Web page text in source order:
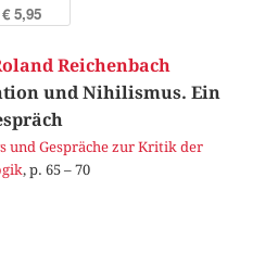
€ 5,95
Reichenbach
und Nihilismus. Ein
und Gespräche zur Kritik der
, p. 65 – 70